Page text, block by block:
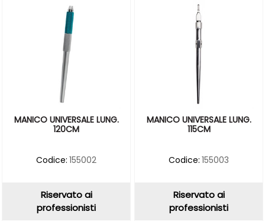
MANICO UNIVERSALE LUNG.
120CM
Codice: 155002
Riservato ai
professionisti
MANICO UNIVERSALE LUNG.
115CM
Codice: 155003
Riservato ai
professionisti